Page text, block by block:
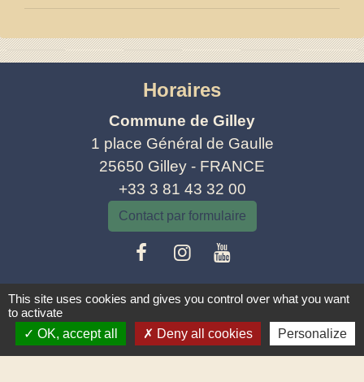
Horaires
Commune de Gilley
1 place Général de Gaulle
25650 Gilley - FRANCE
+33 3 81 43 32 00
Contact par formulaire
Mentions légales - Politique de confidentialité -
This site uses cookies and gives you control over what you want
to activate
OK, accept all
Deny all cookies Personalize